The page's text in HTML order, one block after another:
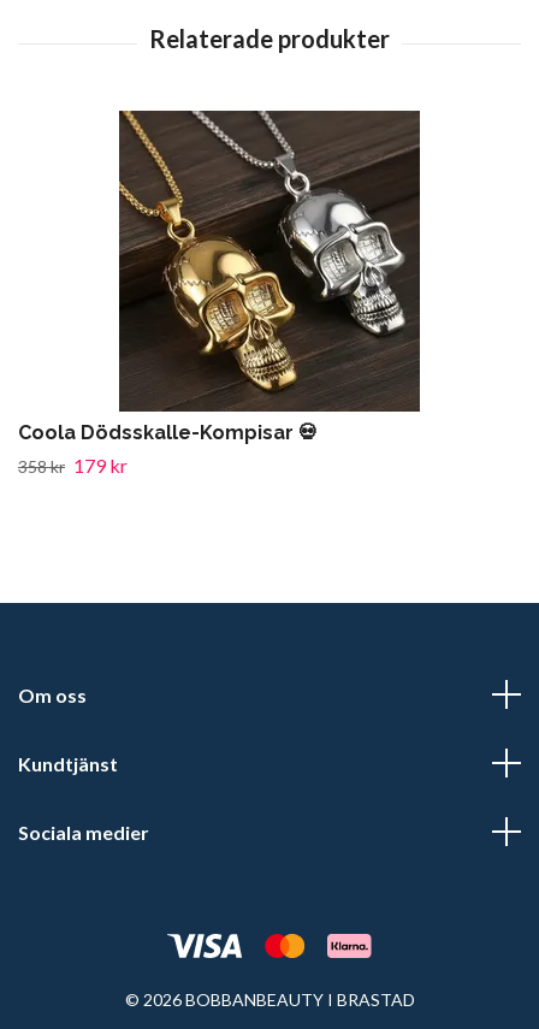
Coola Dödsskalle-Kompisar 💀
358 kr 179 kr
Om oss
Kundtjänst
Sociala medier
© 2026 BOBBANBEAUTY I BRASTAD